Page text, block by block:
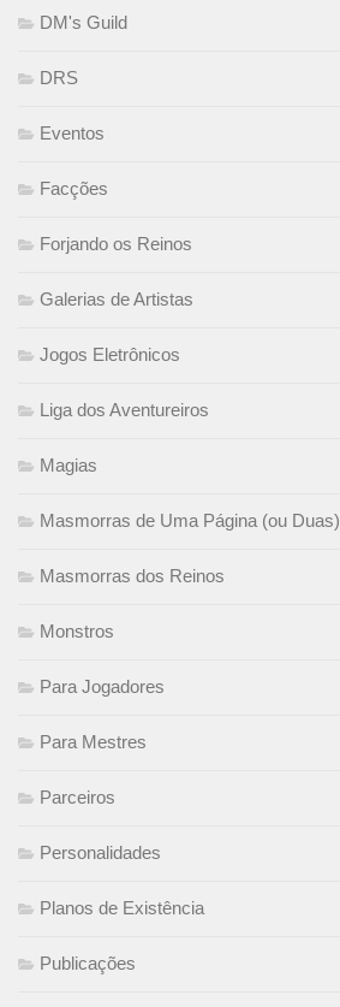
DM's Guild
DRS
Eventos
Facções
Forjando os Reinos
Galerias de Artistas
Jogos Eletrônicos
Liga dos Aventureiros
Magias
Masmorras de Uma Página (ou Duas)
Masmorras dos Reinos
Monstros
Para Jogadores
Para Mestres
Parceiros
Personalidades
Planos de Existência
Publicações